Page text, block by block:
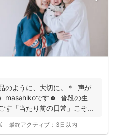
のように、大切に。＊ 声が
masahikoです☻ 普段の生
す「当たり前の日常」こそ...
最終アクティブ： 3日以内